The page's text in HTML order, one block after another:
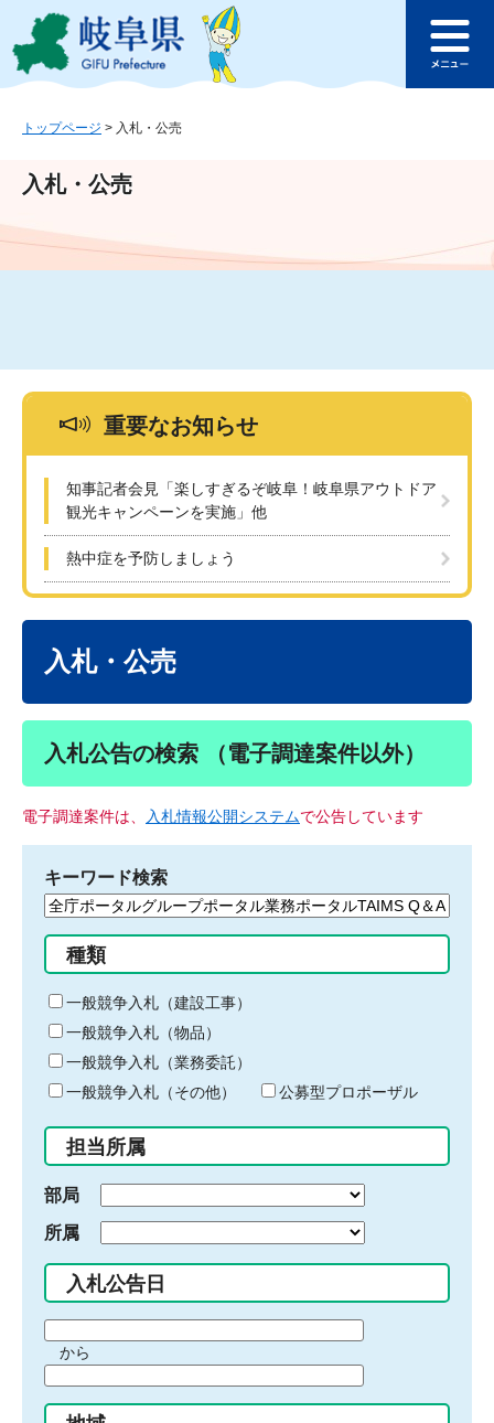
ジ
ュ
文
このページの本文へ
ュ
トップページ > 入札・公売
入札・公売
重要なお知らせ
知事記者会見「楽しすぎるぞ岐阜！岐阜県アウトドア
観光キャンペーンを実施」他
熱中症を予防しましょう
入札・公売
入札公告の検索 （電子調達案件以外）
電子調達案件は、 入札情報公開システムで公告しています
キーワード検索
検
る
キ
ー
ワ
ー
ド
入
力
種類
一般競争入札（建設工事）
一般競争入札（物品）
一般競争入札（業務委託）
一般競争入札（その他）
公募型プロポーザル
担当所属
部局
所属
入札公告日
間
始
から
間